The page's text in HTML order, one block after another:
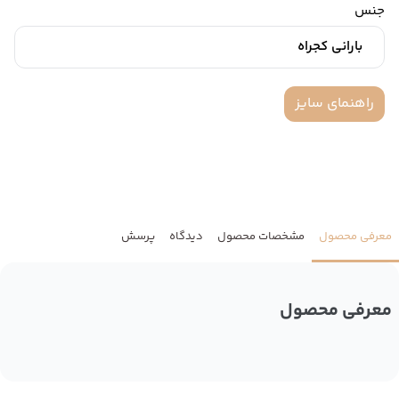
جنس
بارانی کجراه
راهنمای سایز
معرفی محصول مشخصات محصول دیدگاه پرسش
معرفی محصول